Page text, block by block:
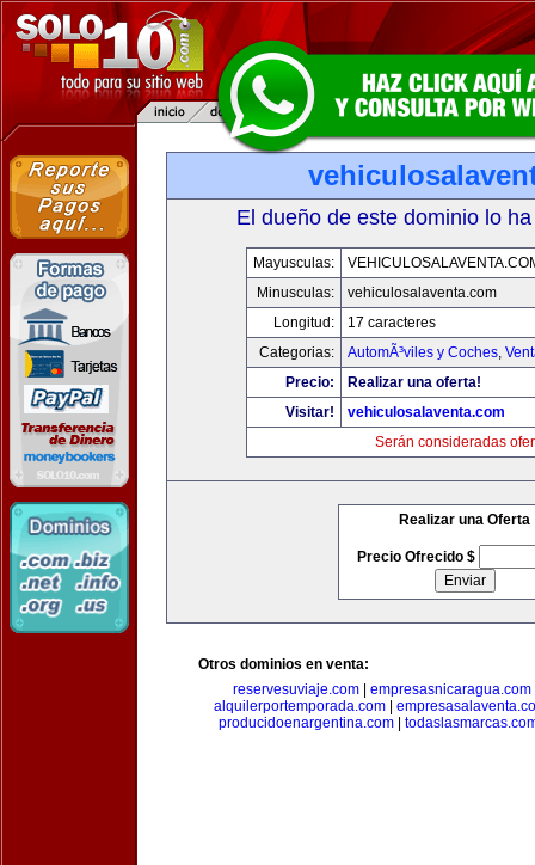
El dueño de este dominio lo
Mayusculas:
Minusculas:
vehiculosalaventa.com
Longitud:
17 caracteres
Categorias:
AutomÃ³viles y Coches,
Precio:
Realizar una oferta!
Visitar!
vehiculosalaventa.com
Serán consideradas
Realizar una Oferta
Precio Ofrecido $
Otros dominios en venta:
reservesuviaje.com| empresasnicaragua.com
alquilerportemporada.com
producidoenargentina.com|